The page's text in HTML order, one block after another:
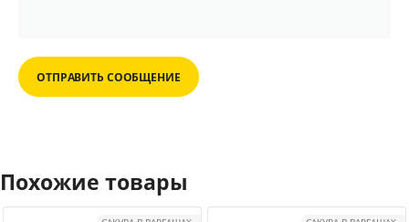
ОТПРАВИТЬ СООБЩЕНИЕ
Похожие товары